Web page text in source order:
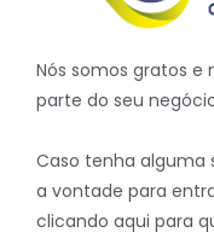
Nós somos gratos e
parte do seu
Caso tenha alguma
a vontade para
clicando aqui para